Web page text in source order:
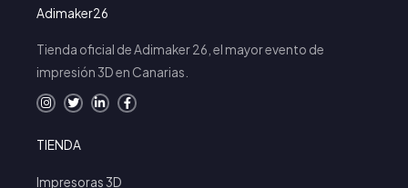
Adimaker26
Tienda oficial de Adimaker 26, el mayor evento de
impresión 3D en Canarias.
I
n
a
a
T
w
t
L
i
n
F
a
TIENDA
Impresoras 3D